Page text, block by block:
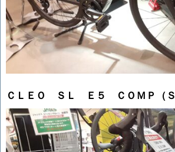
ＣＬＥＯ ＳＬ Ｅ５ ＣＯＭＰ（Ｓ